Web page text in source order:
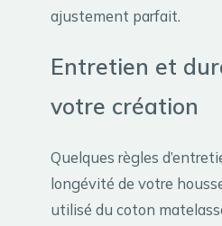
ajustement parfait.
Entretien et
votre création
Quelques règles
longévité de votre
utilisé du coton